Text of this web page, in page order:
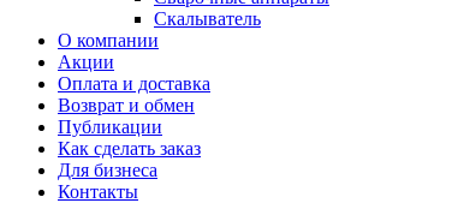
Скалыватель
О компании
Акции
Оплата и доставка
Возврат и обмен
Публикации
Как сделать заказ
Для бизнеса
Контакты